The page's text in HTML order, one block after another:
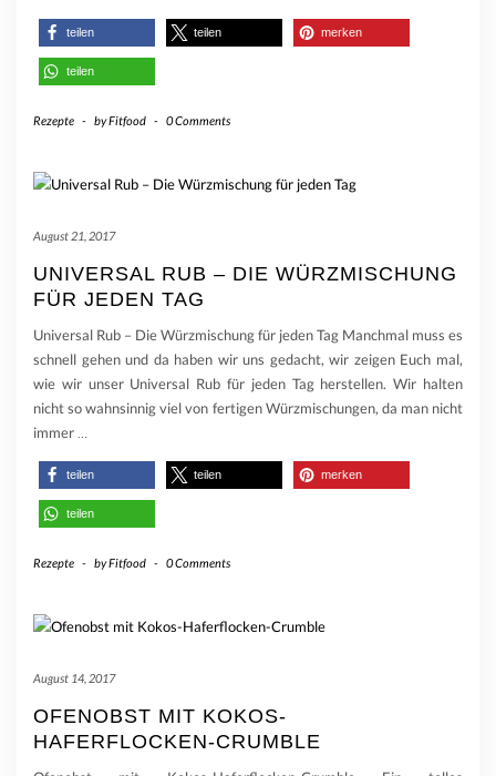
teilen teilen merken
teilen
Rezepte - byFitfood - 0 Comments
August 21, 2017
UNIVERSAL RUB – DIE WÜRZMISCHUNG
FÜR JEDEN TAG
Universal Rub – Die Würzmischung für jeden Tag Manchmal muss es
schnell gehen und da haben wir uns gedacht, wir zeigen Euch mal,
wie wir unser Universal Rub für jeden Tag herstellen. Wir halten
nicht so wahnsinnig viel von fertigen Würzmischungen, da man nicht
immer
teilen teilen merken
teilen
Rezepte - byFitfood - 0 Comments
August 14, 2017
OFENOBST MIT KOKOS-
HAFERFLOCKEN-CRUMBLE